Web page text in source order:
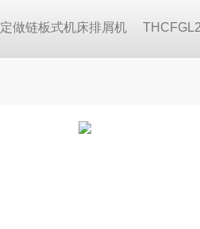
定做链板式机床排屑机